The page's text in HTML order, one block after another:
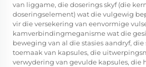
van liggame, die doserings skyf (die
doseringselement) wat die vulgewig
vir die versekering van eenvormige
kamverbindingmeganisme wat die
beweging van al die stasies aandryf,
toemaak van kapsules, die
verwydering van gevulde kapsules, die